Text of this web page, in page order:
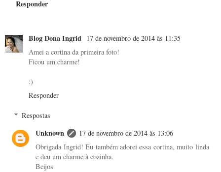
Responder
Blog Dona Ingrid
17 de novembro de 2014 às 11:35
Amei a cortina da primeira foto!
Ficou um charme!
:)
Responder
Respostas
Unknown
17 de novembro de 2014 às 13:06
Obrigada Ingrid! Eu também adorei essa cortina, muito linda
e deu um charme à cozinha.
Beijos